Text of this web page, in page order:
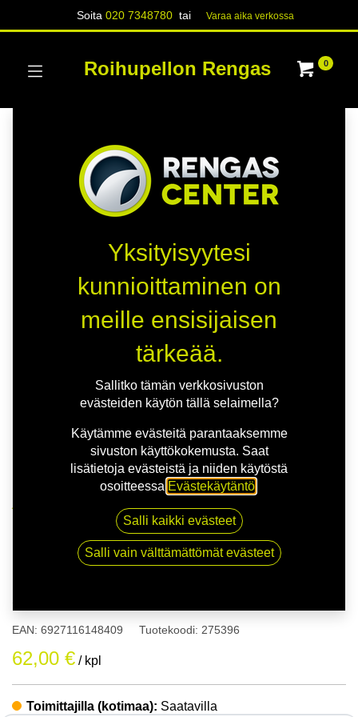
Soita020 7348780 tai Varaa aika verk​​​​ossa
Roihupellon Rengas 0
165/70R13 79T WESTLAKE SW618
165/70R13 79T WESTLAKE
EAN: 6927116148409 Tuotekoodi: 275396
62,00 € / kpl
Toimittajilla (kotimaa): Saatavilla
Yksityisyytesi
kunnioittaminen on
meille ensisijaisen
tärkeää.
Sallitko tämän verkkosivuston
evästeiden käytön tällä selaimella?
Käytämme evästeitä parantaaksemme
sivuston käyttökokemusta. Saat
lisätietoja evästeistä ja niiden käytöstä
osoitteessa Evästekäytäntö
Salli kaikki evästeet
Salli vain välttämättömät evästeet